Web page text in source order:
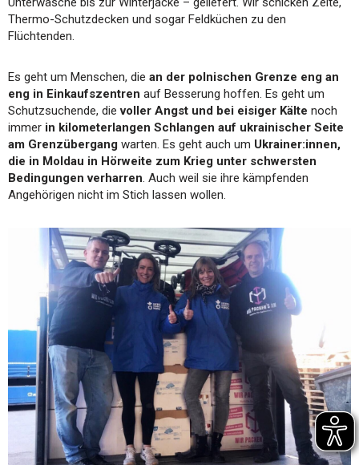
Thermo-Schutzdecken und sogar Feldküchen zu den
Flüchtenden.
Es geht um Menschen, die an der polnischen Grenze eng an
eng in Einkaufszentren auf Besserung hoffen. Es geht um
Schutzsuchende, dievoller Angst und bei eisiger Kälte noch
immer in kilometerlangen Schlangen auf ukrainischer Seite
am Grenzübergang warten. Es geht auch um Ukrainer:innen,
die in Moldau in Hörweite zum Krieg unter schwersten
Bedingungen verharren. Auch weil sie ihre kämpfenden
Angehörigen nicht im Stich lassen wollen.